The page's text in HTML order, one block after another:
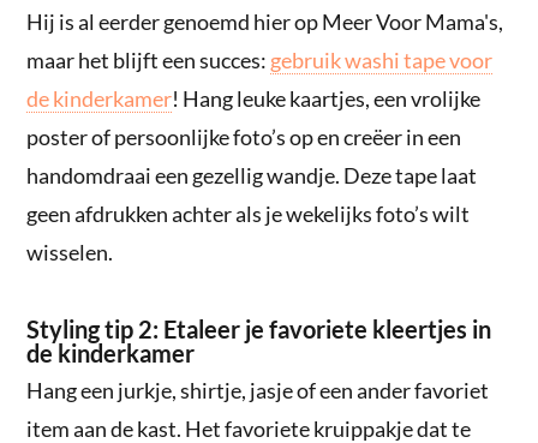
Hij is al eerder genoemd hier op Meer Voor Mama's,
maar het blijft een succes: gebruik washi tape voor
de kinderkamer! Hang leuke kaartjes, een vrolijke
poster of persoonlijke foto’s op en creëer in een
handomdraai een gezellig wandje. Deze tape laat
geen afdrukken achter als je wekelijks foto’s wilt
wisselen.
Styling tip 2: Etaleer je favoriete kleertjes in
de kinderkamer
Hang een jurkje, shirtje, jasje of een ander favoriet
item aan de kast. Het favoriete kruippakje dat te